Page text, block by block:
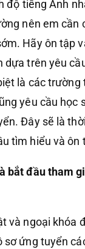
độ tiếng Anh
nên em cần
Hãy ôn tập
dựa trên yêu
là các trường
yêu cầu học
Đây sẽ là
tìm hiểu và ôn
bắt đầu tham
và ngoại khóa
sơ ứng tuyển